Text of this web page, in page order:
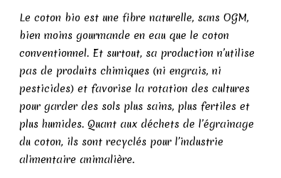
Le coton bio est une fibre naturelle, sans OGM,
bien moins gourmande en eau que le coton
conventionnel. Et surtout, sa production n’utilise
pas de produits chimiques (ni engrais, ni
pesticides) et favorise la rotation des cultures
pour garder des sols plus sains, plus fertiles et
plus humides. Quant aux déchets de l’égrainage
du coton, ils sont recyclés pour l’industrie
alimentaire animalière.